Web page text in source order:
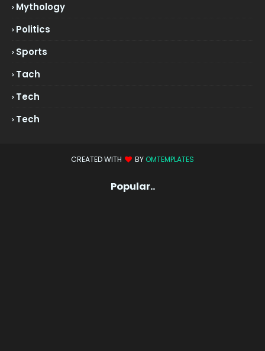
Mythology
Politics
Sports
Tach
Tech
Tech
CREATED WITH BY OMTEMPLATES
Popular..